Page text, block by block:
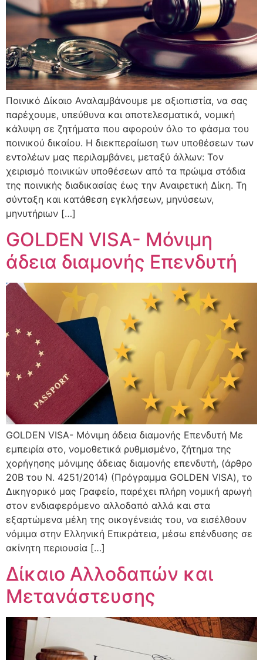
Ποινικό Δίκαιο Αναλαμβάνουμε με αξιοπιστία, να σας
παρέχουμε, υπεύθυνα και αποτελεσματικά, νομική
κάλυψη σε ζητήματα που αφορούν όλο το φάσμα του
ποινικού δικαίου. Η διεκπεραίωση των υποθέσεων των
εντολέων μας περιλαμβάνει, μεταξύ άλλων: Τον
χειρισμό ποινικών υποθέσεων από τα πρώιμα στάδια
της ποινικής διαδικασίας έως την Αναιρετική Δίκη. Τη
σύνταξη και κατάθεση εγκλήσεων, μηνύσεων,
μηνυτήριων […]
GOLDEN VISA- Μόνιμη
άδεια διαμονής Επενδυτή
GOLDEN VISA- Μόνιμη άδεια διαμονής Επενδυτή Με
εμπειρία στο, νομοθετικά ρυθμισμένο, ζήτημα της
χορήγησης μόνιμης άδειας διαμονής επενδυτή, (άρθρο
20Β του Ν. 4251/2014) (Πρόγραμμα GOLDEN VISA), το
Δικηγορικό μας Γραφείο, παρέχει πλήρη νομική αρωγή
στον ενδιαφερόμενο αλλοδαπό αλλά και στα
εξαρτώμενα μέλη της οικογένειάς του, να εισέλθουν
νόμιμα στην Ελληνική Επικράτεια, μέσω επένδυσης σε
ακίνητη περιουσία […]
Δίκαιο Αλλοδαπών και
Μετανάστευσης